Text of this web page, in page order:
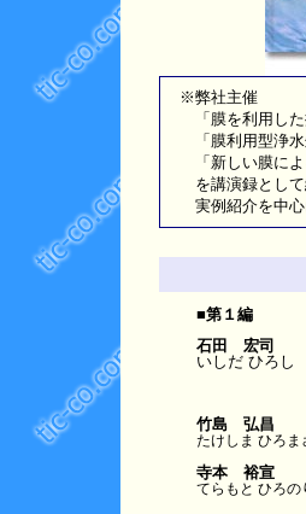
※弊社主催
「膜を利用した
「膜利用型浄水
「新しい膜によ
を講演録として
実例紹介を中心
■第１編
石田 宏司
いしだ ひろし
竹島 弘昌
たけしま ひろま
寺本 裕宣
てらもと ひろの